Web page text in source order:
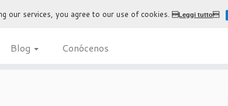
Blog Conócenos
our services, you agree to our use of cookies.Leggi tutto